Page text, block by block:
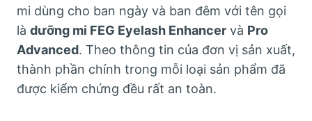
mi dùng cho ban ngày và ban đêm với tên gọi
là dưỡng mi FEG Eyelash Enhancer và Pro
Advanced. Theo thông tin của đơn vị sản xuất,
thành phần chính trong mỗi loại sản phẩm đã
được kiểm chứng đều rất an toàn.